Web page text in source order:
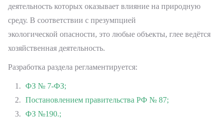
деятельность которых оказывает влияние на природную
среду. В соответствии с презумпцией
экологической опасности, это любые объекты, глее ведётся
хозяйственная деятельность.
Разработка раздела регламентируется:
ФЗ № 7-ФЗ;
Постановлением правительства РФ № 87;
ФЗ №190.;